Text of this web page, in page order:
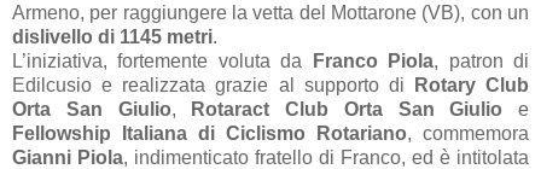
Armeno, per raggiungere la vetta del Mottarone (VB), con un
dislivello di 1145 metri.
L’iniziativa, fortemente voluta da
Franco Piola, patron di
Edilcusio e realizzata grazie al supporto di
Rotary Club
Orta San Giulio, Rotaract Club Orta San Giulio e
Fellowship Italiana di Ciclismo Rotariano, commemora
Gianni Piola, indimenticato fratello di Franco, ed è intitolata